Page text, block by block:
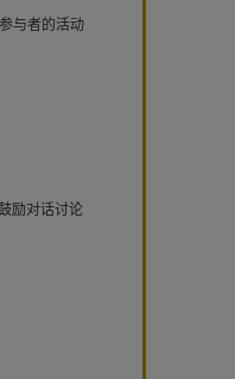
与者的活动
励对话讨论